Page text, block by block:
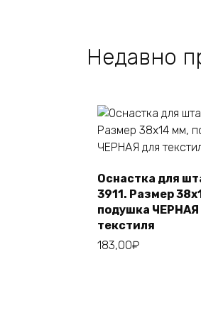
Недавно
параметры
Этот
Оснастка для
3911. Размер
подушка ЧЕРНАЯ
текстиля
183,00₽